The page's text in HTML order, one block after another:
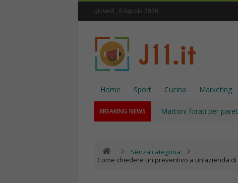
giovedì , 6 Agosto 2026
Home Sport Cucina Marketing
BREAKING NEWS Mattoni forati per
Senza categoria
Come chiedere un preventivo a un’azienda